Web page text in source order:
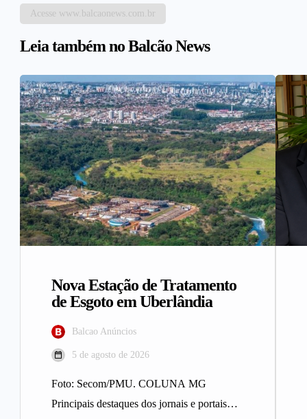
Acesse www.balcaonews.com.br
Leia também no Balcão News
Nova Estação de Tratamento
de Esgoto em Uberlândia
Balcao Anúncios
5 de agosto de 2026
Foto: Secom/PMU. COLUNA MG
Principais destaques dos jornais e portais